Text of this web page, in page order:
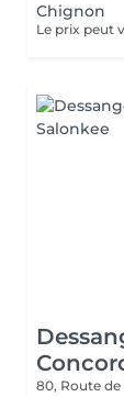
Chignon
80, Route